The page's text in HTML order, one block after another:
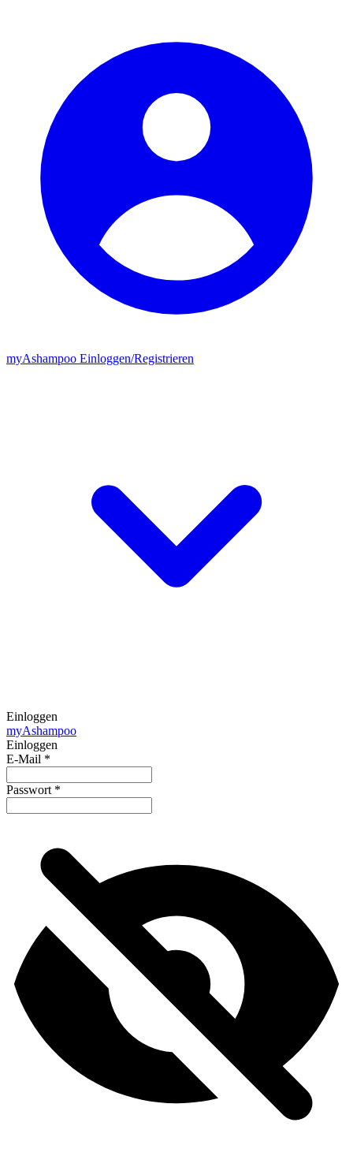
myAshampoo Einloggen/Registrieren
Einloggen
myAshampoo
Einloggen
E-Mail *
Passwort *